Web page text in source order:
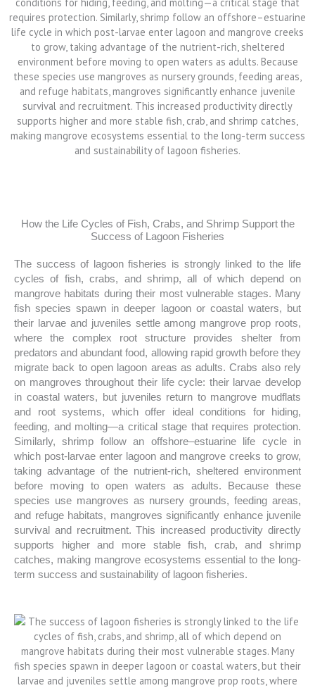
How the Life Cycles of Fish, Crabs, and Shrimp Support the
Success of Lagoon Fisheries
The success of lagoon fisheries is strongly linked to the life
cycles of fish, crabs, and shrimp, all of which depend on
mangrove habitats during their most vulnerable stages. Many
fish species spawn in deeper lagoon or coastal waters, but
their larvae and juveniles settle among mangrove prop roots,
where the complex root structure provides shelter from
predators and abundant food, allowing rapid growth before they
migrate back to open lagoon areas as adults. Crabs also rely
on mangroves throughout their life cycle: their larvae develop
in coastal waters, but juveniles return to mangrove mudflats
and root systems, which offer ideal conditions for hiding,
feeding, and molting—a critical stage that requires protection.
Similarly, shrimp follow an offshore–estuarine life cycle in
which post-larvae enter lagoon and mangrove creeks to grow,
taking advantage of the nutrient-rich, sheltered environment
before moving to open waters as adults. Because these
species use mangroves as nursery grounds, feeding areas,
and refuge habitats, mangroves significantly enhance juvenile
survival and recruitment. This increased productivity directly
supports higher and more stable fish, crab, and shrimp
catches, making mangrove ecosystems essential to the long-
term success and sustainability of lagoon fisheries.